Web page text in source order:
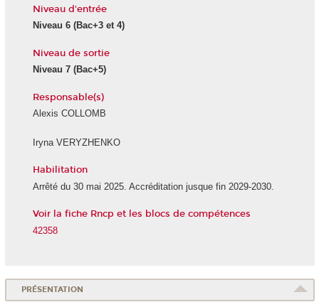
Niveau d'entrée
Niveau 6 (Bac+3 et 4)
Niveau de sortie
Niveau 7 (Bac+5)
Responsable(s)
Alexis COLLOMB
Iryna VERYZHENKO
Habilitation
Arrêté du 30 mai 2025. Accréditation jusque fin 2029-2030.
Voir la fiche Rncp et les blocs de compétences
42358
PRÉSENTATION